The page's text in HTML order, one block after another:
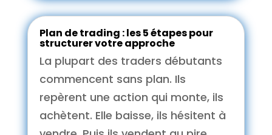
Plan de trading : les 5 étapes pour
structurer votre approche
La plupart des traders débutants
commencent sans plan. Ils
repèrent une action qui monte, ils
achètent. Elle baisse, ils hésitent à